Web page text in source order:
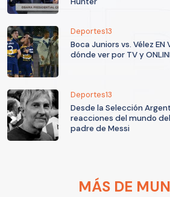
Deportes13
Boca Juniors vs. Vélez EN
dónde ver por TV y
Deportes13
Desde la Selección
reacciones del mundo
padre de Messi
MÁS DE